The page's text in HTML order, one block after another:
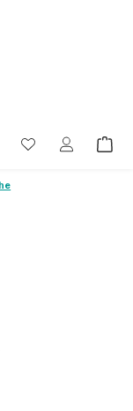
Du hast 0